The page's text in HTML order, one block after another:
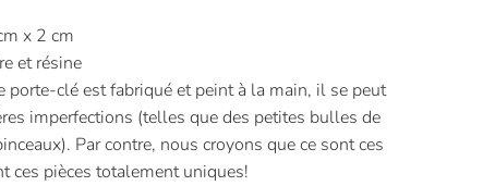
x 2 cm
et résine
porte-clé est fabriqué et peint à la main, il se peut
imperfections (telles que des petites bulles de
Par contre, nous croyons que ce sont ces
ces pièces totalement uniques!